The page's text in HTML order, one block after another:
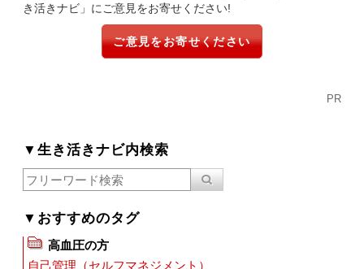
き活きナビ」にご意見をお寄せください!
ご意見をお寄せください
PR
▼生き活きナビ内検索
▼おすすめのタグ
高血圧の方
自己管理（セルフマネジメント）